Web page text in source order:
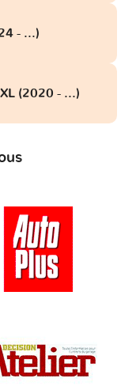
- ...)
(2020 - ...)